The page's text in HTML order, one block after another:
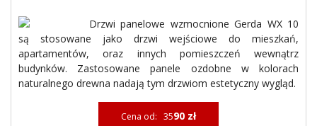
Drzwi panelowe wzmocnione Gerda WX 10
są stosowane jako drzwi wejściowe do mieszkań,
apartamentów, oraz innych pomieszczeń wewnątrz
budynków. Zastosowane panele ozdobne w kolorach
naturalnego drewna nadają tym drzwiom estetyczny wygląd.
Cena od: 3590 zł